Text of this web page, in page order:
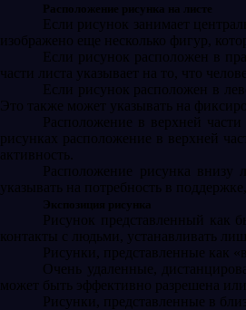
Расположение рисунка на листе
Если рисунок занимает
изображено еще несколько фигур,
Если рисунок расположен в
части листа указывает на то, что
Если рисунок расположен в
Это также может указывать на
Расположение в верхней
рисунках расположение в верхней
активность.
Расположение рисунка внизу
указывать на потребность в
Экспозиция рисунка
Рисунок представленный как
контакты с людьми, устанавливать
Рисунки, представленные как
Очень удаленные,
может быть эффективно разрешена
Рисунки, представленные в